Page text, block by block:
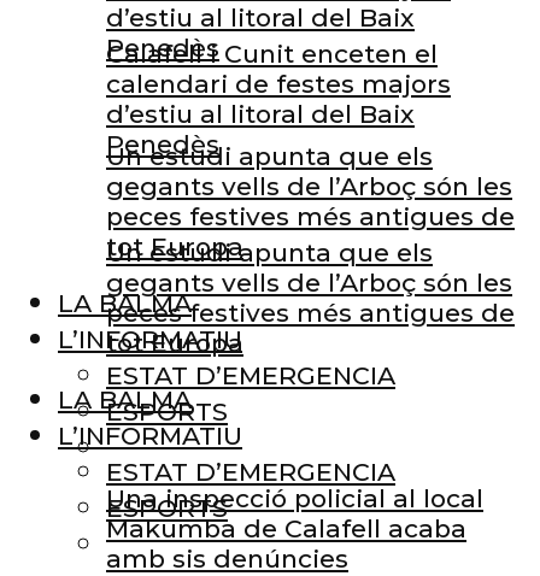
d’estiu al litoral del Baix
Penedès
Un estudi apunta que els
gegants vells de l’Arboç són les
peces festives més antigues de
tot Europa
LA BALMA
L’INFORMATIU
ESTAT D’EMERGENCIA
ESPORTS
Una inspecció policial al local
Makumba de Calafell acaba
amb sis denúncies
Calafell i Cunit enceten el
calendari de festes majors
d’estiu al litoral del Baix
Penedès
Un estudi apunta que els
gegants vells de l’Arboç són les
peces festives més antigues de
tot Europa
LA BALMA
L’INFORMATIU
ESTAT D’EMERGENCIA
ESPORTS